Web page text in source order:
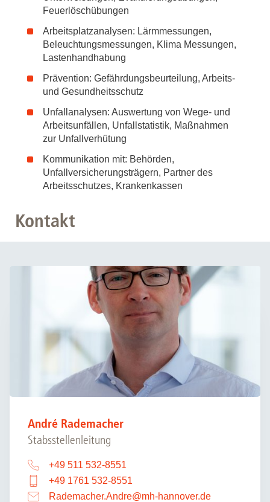
Feuerlöschübungen
Arbeitsplatzanalysen: Lärmmessungen,
Beleuchtungsmessungen, Klima Messungen,
Lastenhandhabung
Prävention: Gefährdungsbeurteilung, Arbeits-
und Gesundheitsschutz
Unfallanalysen: Auswertung von Wege- und
Arbeitsunfällen, Unfallstatistik, Maßnahmen
zur Unfallverhütung
Kommunikation mit: Behörden,
Unfallversicherungsträgern, Partner des
Arbeitsschutzes, Krankenkassen
Kontakt
André Rademacher
Stabsstellenleitung
+49 511 532-8551
+49 1761 532-8551
Rademacher.Andre@mh-hannover.de